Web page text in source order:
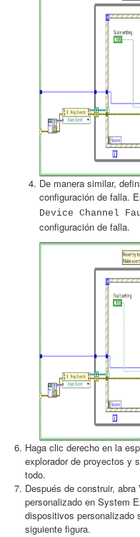
De manera similar,
configuración de falla.
Device Channel
configuración de falla.
Haga clic derecho en la
explorador de proyectos y
todo.
Después de construir,
personalizado en System
dispositivos personalizado
siguiente figura.